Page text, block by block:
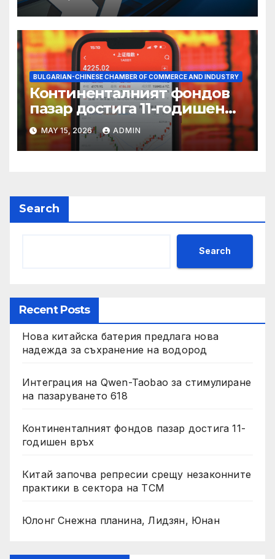
BULGARIAN-CHINESE CHAMBER OF COMMERCE AND INDUSTRY
Континенталният фондов
пазар достига 11-годишен
връх
MAY 15, 2026 ADMIN
Search
Search
Recent Posts
Нова китайска батерия предлага нова
надежда за съхранение на водород
Интеграция на Qwen-Taobao за стимулиране
на пазаруването 618
Континенталният фондов пазар достига 11-
годишен връх
Китай започва репресии срещу незаконните
практики в сектора на TCM
Юлонг Снежна планина, Лидзян, Юнан